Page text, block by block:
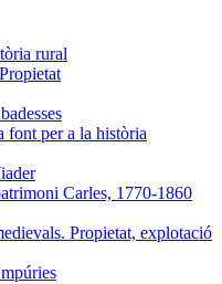
rural
font per a la història
Carles, 1770-1860
Propietat, explotació